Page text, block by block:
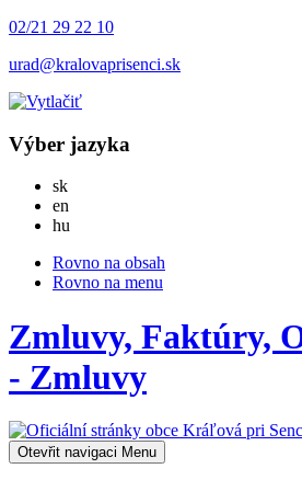
02/21 29 22 10
urad@kralovaprisenci.sk
Výber jazyka
skSlovensky
en
hu
Rovno na obsah
Rovno na menu
Zmluvy, Faktúry,
- Zmluvy
Otevřit navigaci Menu